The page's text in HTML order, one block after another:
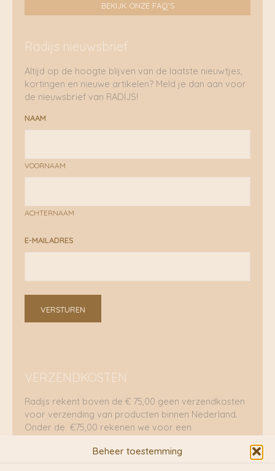
Beheer toestemming
BEKIJK ONZE FAQ'S
Radijs nieuwsbrief
Altijd op de hoogte blijven van de laatste nieuwtjes,
kortingen en nieuwe artikelen? Meld je dan aan voor
de nieuwsbrief van RADIJS!
NAAM
VOORNAAM
ACHTERNAAM
E-MAILADRES
VERSTUREN
VERZENDKOSTEN
Radijs rekent boven de € 75,00 geen verzendkosten
voor verzending van producten binnen Nederland.
Onder de €75,00 rekenen we voor een